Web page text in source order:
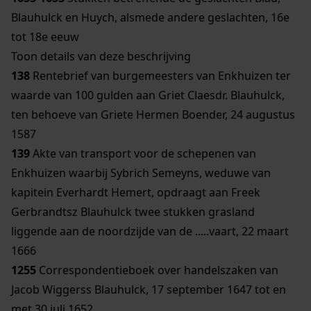
Blauhulck en Huych, alsmede andere geslachten, 16e
tot 18e eeuw
Toon details van deze beschrijving
138 Rentebrief van burgemeesters van Enkhuizen ter
waarde van 100 gulden aan Griet Claesdr. Blauhulck,
ten behoeve van Griete Hermen Boender, 24 augustus
1587
139Akte van transport voor de schepenen van
Enkhuizen waarbij Sybrich Semeyns, weduwe van
kapitein Everhardt Hemert, opdraagt aan Freek
Gerbrandtsz Blauhulck twee stukken grasland
liggende aan de noordzijde van de .....vaart, 22 maart
1666
1255 Correspondentieboek over handelszaken van
Jacob Wiggerss Blauhulck, 17 september 1647 tot en